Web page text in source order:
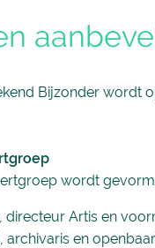
Bijzonder wordt
wordt
directeur Artis en
archivaris en